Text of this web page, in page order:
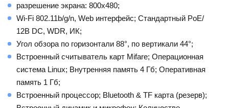
разрешение экрана: 800х480;
Wi-Fi 802.11b/g/n, Web интерфейс; Стандартный PoE/
12В DC, WDR, ИК;
Угол обзора по горизонтали 88°, по вертикали 44°;
Встроенный считыватель карт Mifare; Операционная
система Linux; Внутренняя память 4 Гб; Оперативная
память 1 Гб;
Встроенный процессор; Bluetooth & TF карта (резерв);